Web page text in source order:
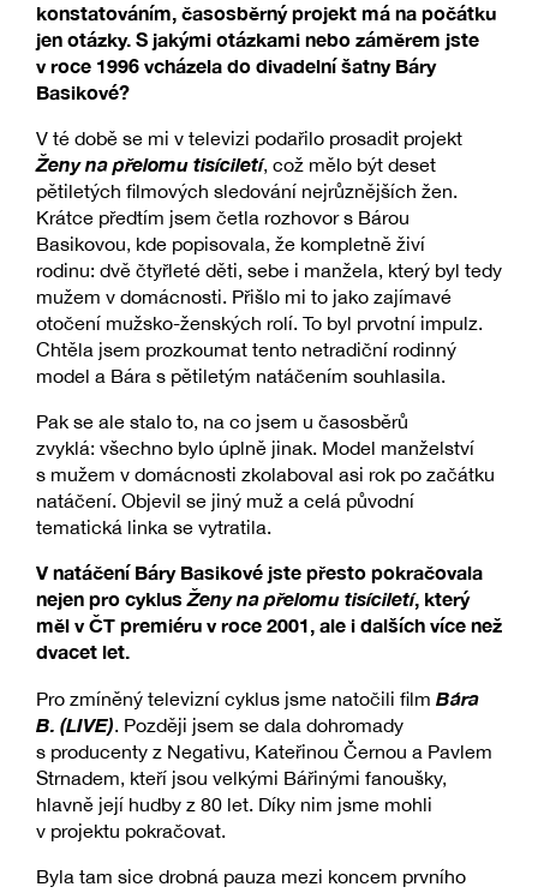
konstatováním, časosběrný projekt má na počátku
jen otázky. S jakými otázkami nebo záměrem jste
v roce 1996 vcházela do divadelní šatny Báry
Basikové?
V té době se mi v televizi podařilo prosadit projekt
Ženy na přelomu tisíciletí, což mělo být deset
pětiletých filmových sledování nejrůznějších žen.
Krátce předtím jsem četla rozhovor s Bárou
Basikovou, kde popisovala, že kompletně živí
rodinu: dvě čtyřleté děti, sebe i manžela, který byl tedy
mužem v domácnosti. Přišlo mi to jako zajímavé
otočení mužsko-ženských rolí. To byl prvotní impulz.
Chtěla jsem prozkoumat tento netradiční rodinný
model a Bára s pětiletým natáčením souhlasila.
Pak se ale stalo to, na co jsem u časosběrů
zvyklá: všechno bylo úplně jinak. Model manželství
s mužem v domácnosti zkolaboval asi rok po začátku
natáčení. Objevil se jiný muž a celá původní
tematická linka se vytratila.
V natáčení Báry Basikové jste přesto pokračovala
nejen pro cyklus Ženy na přelomu tisíciletí, který
měl v ČT premiéru v roce 2001, ale i dalších více než
dvacet let.
Pro zmíněný televizní cyklus jsme natočili film Bára
B. (LIVE) . Později jsem se dala dohromady
s producenty z Negativu, Kateřinou Černou a Pavlem
Strnadem, kteří jsou velkými Bářinými fanoušky,
hlavně její hudby z 80 let. Díky nim jsme mohli
v projektu pokračovat.
Byla tam sice drobná pauza mezi koncem prvního